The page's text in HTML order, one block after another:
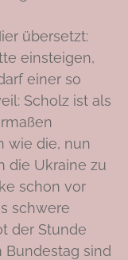
übersetzt:
einsteigen,
einer so
Scholz ist als
wie die, nun
die Ukraine zu
schon vor
schwere
der Stunde
sind